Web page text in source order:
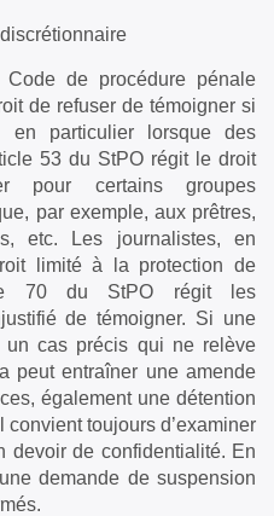
de procédure pénale
de refuser de témoigner si
en particulier lorsque des
53 du StPO régit le droit
pour certains groupes
par exemple, aux prêtres,
etc. Les journalistes, en
limité à la protection de
70 du StPO régit les
de témoigner. Si une
un cas précis qui ne relève
peut entraîner une amende
également une détention
toujours d’examiner
devoir de confidentialité. En
demande de suspension